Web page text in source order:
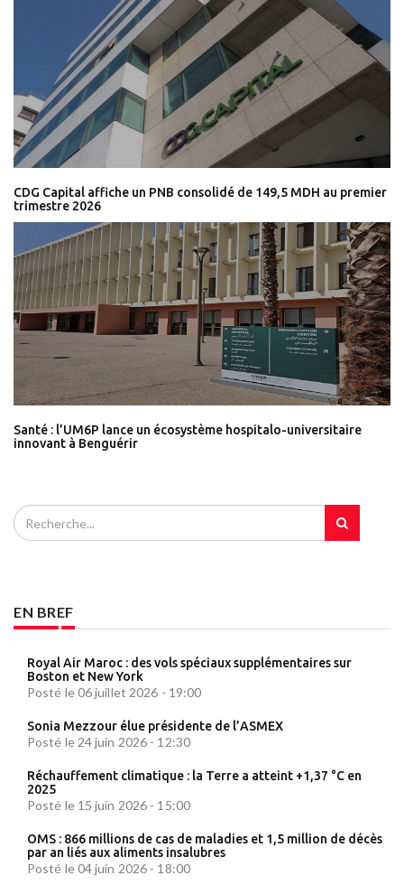
CDG Capital affiche un PNB consolidé de 149,5 MDH au premier
trimestre 2026
Santé : l’UM6P lance un écosystème hospitalo-universitaire
innovant à Benguérir
EN BREF
Royal Air Maroc : des vols spéciaux supplémentaires sur
Boston et New York
Posté le 06 juillet 2026 - 19:00
Sonia Mezzour élue présidente de l’ASMEX
Posté le 24 juin 2026 - 12:30
Réchauffement climatique : la Terre a atteint +1,37 °C en
2025
Posté le 15 juin 2026 - 15:00
OMS : 866 millions de cas de maladies et 1,5 million de décès
par an liés aux aliments insalubres
Posté le 04 juin 2026 - 18:00